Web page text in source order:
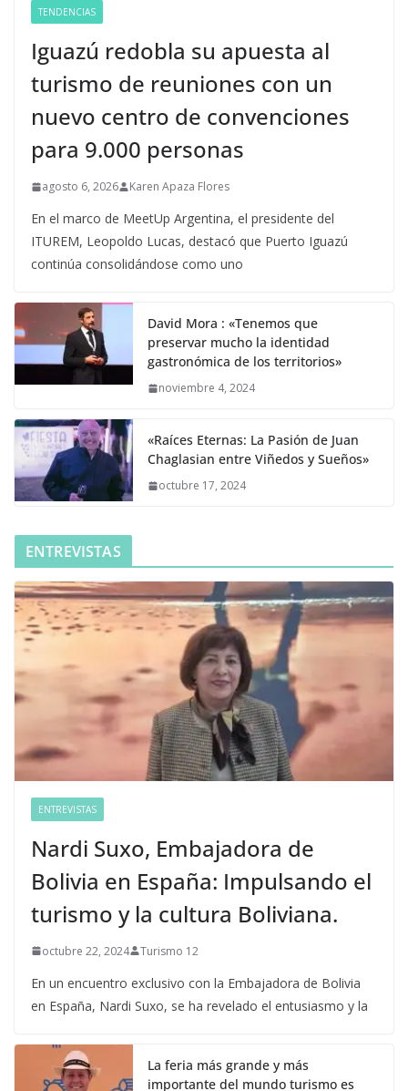
TENDENCIAS
Iguazú redobla su apuesta al
turismo de reuniones con un
nuevo centro de convenciones
para 9.000 personas
agosto 6, 2026 Karen Apaza Flores
En el marco de MeetUp Argentina, el presidente del
ITUREM, Leopoldo Lucas, destacó que Puerto Iguazú
continúa consolidándose como uno
David Mora : «Tenemos que
preservar mucho la identidad
gastronómica de los territorios»
noviembre 4, 2024
«Raíces Eternas: La Pasión de Juan
Chaglasian entre Viñedos y Sueños»
octubre 17, 2024
ENTREVISTAS
ENTREVISTAS
Nardi Suxo, Embajadora de
Bolivia en España: Impulsando el
turismo y la cultura Boliviana.
octubre 22, 2024 Turismo 12
En un encuentro exclusivo con la Embajadora de Bolivia
en España, Nardi Suxo, se ha revelado el entusiasmo y la
La feria más grande y más
importante del mundo turismo es